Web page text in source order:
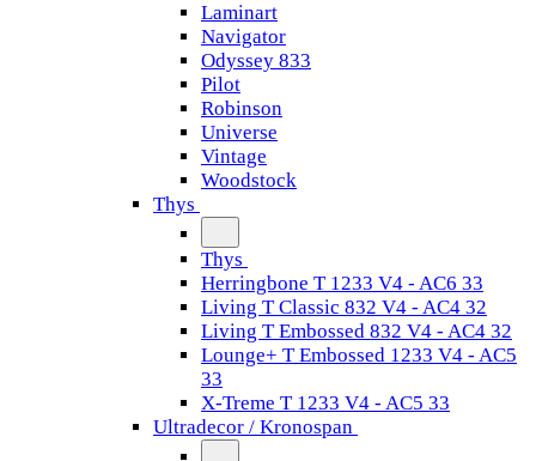
Laminart
Navigator
Odyssey 833
Pilot
Robinson
Universe
Vintage
Woodstock
Thys
Thys
Herringbone T 1233 V4 - AC6 33
Living T Classic 832 V4 - AC4 32
Living T Embossed 832 V4 - AC4 32
Lounge+ T Embossed 1233 V4 - AC5
33
X-Treme T 1233 V4 - AC5 33
Ultradecor / Kronospan